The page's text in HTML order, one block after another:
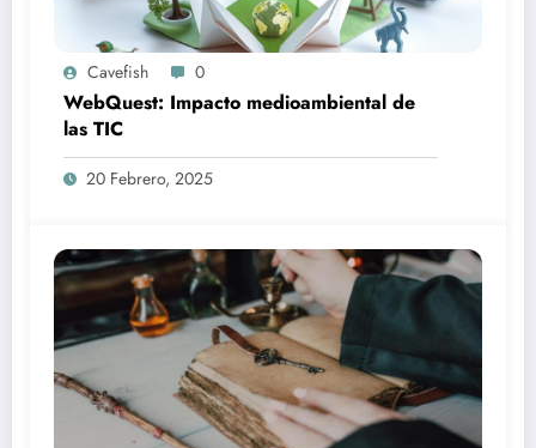
Cavefish 0
WebQuest: Impacto medioambiental de
las TIC
20 Febrero, 2025